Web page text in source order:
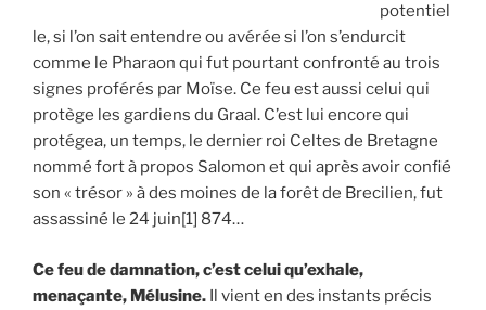
potentiel
le, si l’on sait entendre ou avérée si l’on s’endurcit
comme le Pharaon qui fut pourtant confronté au trois
signes proférés par Moïse. Ce feu est aussi celui qui
protège les gardiens du Graal. C’est lui encore qui
protégea, un temps, le dernier roi Celtes de Bretagne
nommé fort à propos Salomon et qui après avoir confié
son « trésor » à des moines de la forêt de Brecilien, fut
assassiné le 24 juin[1] 874…
Ce feu de damnation, c’est celui qu’exhale,
menaçante, Mélusine. Il vient en des instants précis